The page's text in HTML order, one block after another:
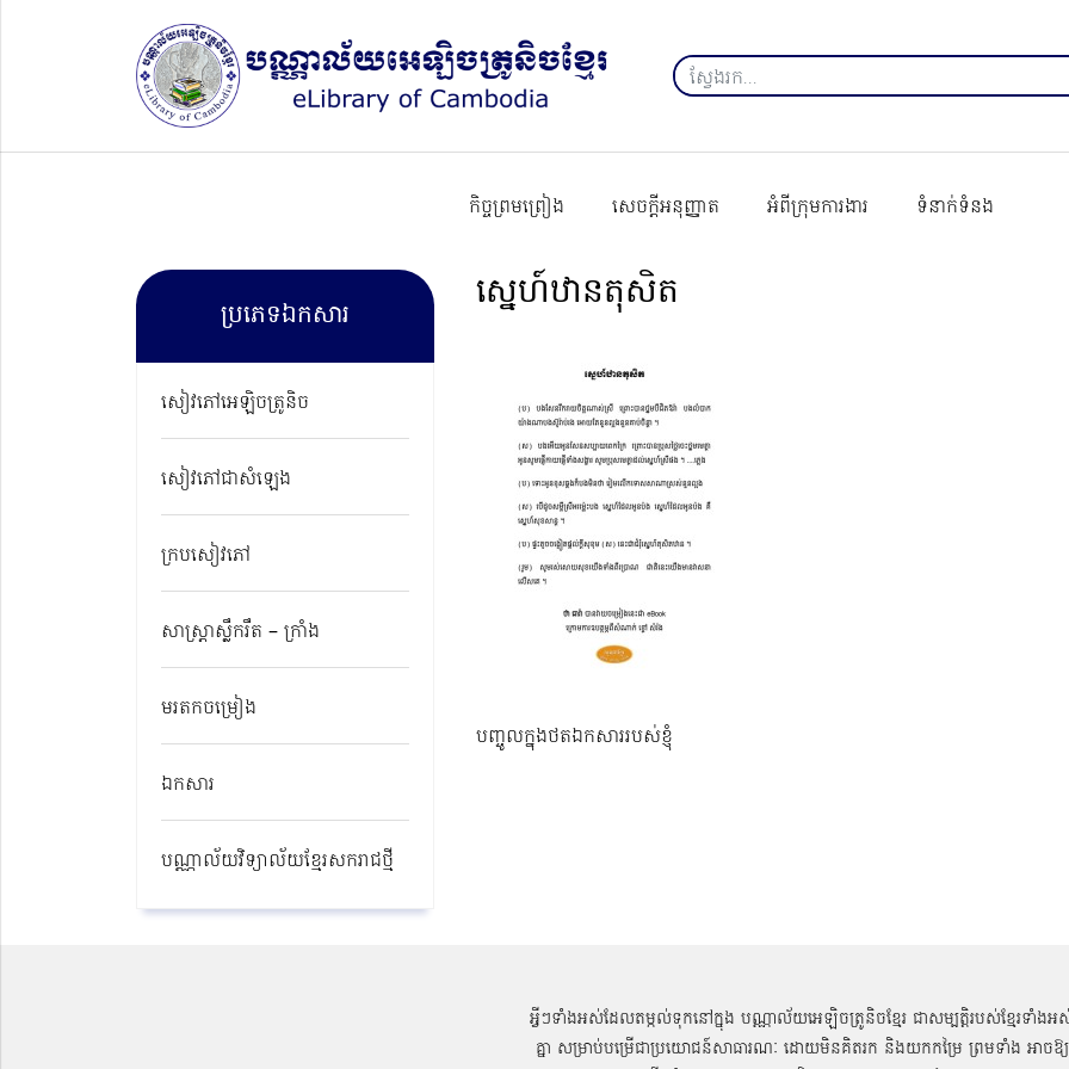
កិច្ចព្រមព្រៀង សេចក្ដីអនុញ្ញាត អំពីក្រុមការងារ ទំនាក់ទំនង
ប្រភេទឯកសារ
សៀវភៅអេឡិចត្រូនិច
សៀវភៅជាសំឡេង
ក្របសៀវភៅ
សាស្ត្រាស្លឹករឹត – ក្រាំង
មរតកចម្រៀង
ឯកសារ
បណ្ណាល័យវិទ្យាល័យខ្មែរសករាជថ្មី​
ស្នេហ៍ឋានតុសិត
បញ្ចូលក្នុងថតឯកសាររបស់ខ្ញុំ
អ្វីៗទាំងអស់ដែលតម្កល់ទុកនៅក្នុង បណ្ណាល័យអេឡិចត្រូនិចខ្មែរ ជាសម្បតិ្តរបស់ខ្មែរទាំងអ
គ្នា សម្រាប់បម្រើជាប្រយោជន៍សាធារណៈ ដោយមិនគិតរក និងយកកម្រៃ ព្រមទាំង អាចឱ្យ